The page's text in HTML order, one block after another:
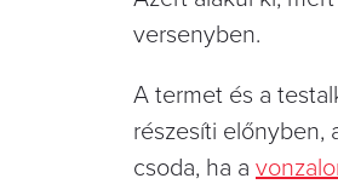
versenyben.
A termet és a
részesíti előnyben,
csoda, ha a